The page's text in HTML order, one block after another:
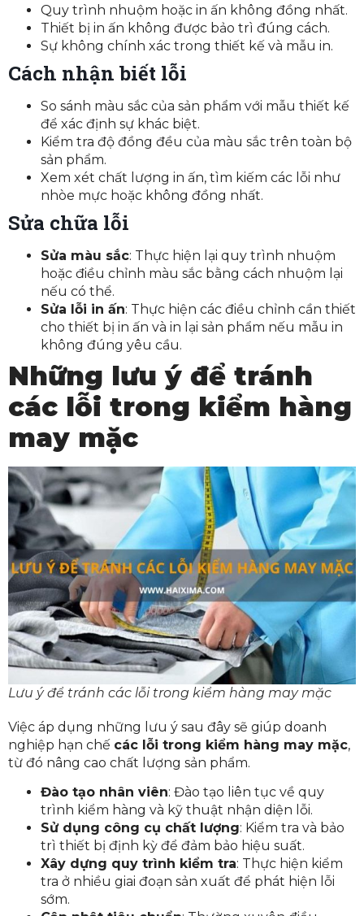
Quy trình nhuộm hoặc in ấn không đồng nhất.
Thiết bị in ấn không được bảo trì đúng cách.
Sự không chính xác trong thiết kế và mẫu in.
Cách nhận biết lỗi
So sánh màu sắc của sản phẩm với mẫu thiết kế
để xác định sự khác biệt.
Kiểm tra độ đồng đều của màu sắc trên toàn bộ
sản phẩm.
Xem xét chất lượng in ấn, tìm kiếm các lỗi như
nhòe mực hoặc không đồng nhất.
Sửa chữa lỗi
Sửa màu sắc: Thực hiện lại quy trình nhuộm
hoặc điều chỉnh màu sắc bằng cách nhuộm lại
nếu có thể.
Sửa lỗi in ấn: Thực hiện các điều chỉnh cần thiết
cho thiết bị in ấn và in lại sản phẩm nếu mẫu in
không đúng yêu cầu.
Những lưu ý để tránh
các lỗi trong kiểm hàng
may mặc
Lưu ý để tránh các lỗi trong kiểm hàng may mặc
Việc áp dụng những lưu ý sau đây sẽ giúp doanh
nghiệp hạn chế các lỗi trong kiểm hàng may mặc,
từ đó nâng cao chất lượng sản phẩm.
Đào tạo nhân viên: Đào tạo liên tục về quy
trình kiểm hàng và kỹ thuật nhận diện lỗi.
Sử dụng công cụ chất lượng: Kiểm tra và bảo
trì thiết bị định kỳ để đảm bảo hiệu suất.
Xây dựng quy trình kiểm tra: Thực hiện kiểm
tra ở nhiều giai đoạn sản xuất để phát hiện lỗi
sớm.